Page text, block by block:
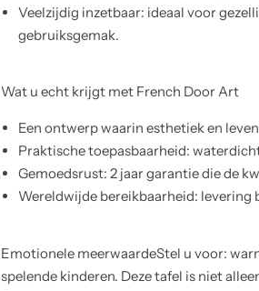
Veelzijdig inzetbaar: ideaal voor
gebruiksgemak.
Wat u echt krijgt met French Door Art
Een ontwerp waarin esthetiek en
Praktische toepasbaarheid:
Gemoedsrust: 2 jaar garantie die de
Wereldwijde bereikbaarheid: levering
Emotionele meerwaardeStel u voor:
spelende kinderen. Deze tafel is niet